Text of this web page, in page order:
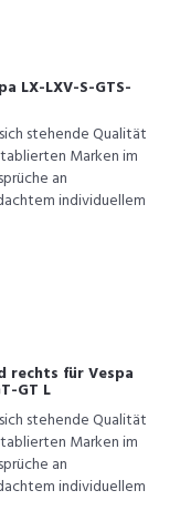
LX-LXV-S-GTS-
stehende Qualität
Marken im
an
individuellem
rechts für Vespa
GT L
stehende Qualität
Marken im
an
individuellem